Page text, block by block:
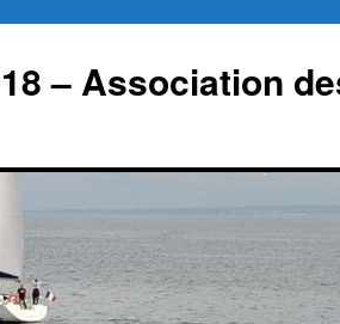
– Association